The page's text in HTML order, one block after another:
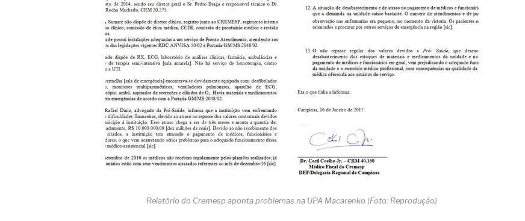
Relatório do Cremesp aponta problemas na UPA Macarenko (Foto: Reprodução)